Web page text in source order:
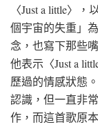
〈Just a little〉
個宇宙的失重」
念，也寫下那些
他表示〈Just a
歷過的情感狀態
認識，但一直非
作，而這首歌原